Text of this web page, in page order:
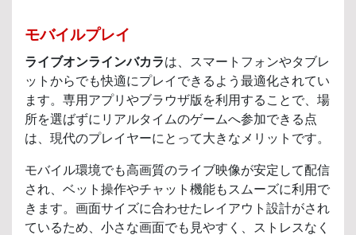
モバイルプレイ
ライブオンラインバカラは、スマートフォンやタブレ
ットからでも快適にプレイできるよう最適化されてい
ます。専用アプリやブラウザ版を利用することで、場
所を選ばずにリアルタイムのゲームへ参加できる点
は、現代のプレイヤーにとって大きなメリットです。
モバイル環境でも高画質のライブ映像が安定して配信
され、ベット操作やチャット機能もスムーズに利用で
きます。画面サイズに合わせたレイアウト設計がされ
ているため、小さな画面でも見やすく、ストレスなく